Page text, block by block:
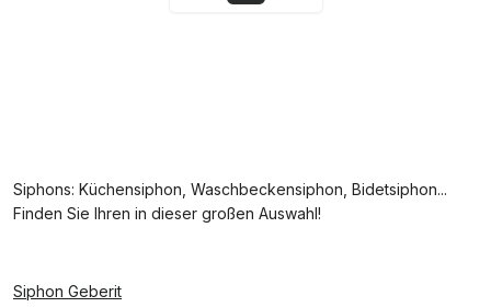
Siphons: Küchensiphon, Waschbeckensiphon, Bidetsiphon...
Finden Sie Ihren in dieser großen Auswahl!
Siphon Geberit